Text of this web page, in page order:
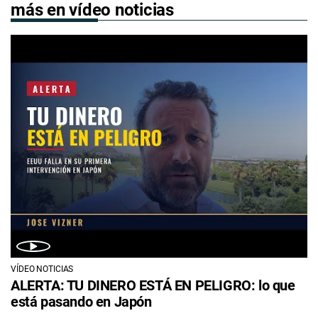
más en vídeo noticias
VÍDEO NOTICIAS
ALERTA: TU DINERO ESTÁ EN PELIGRO: lo que
está pasando en Japón